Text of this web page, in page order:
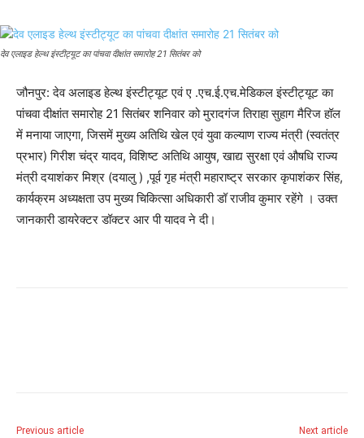
देव एलाइड हेल्थ इंस्टीट्यूट का पांचवा दीक्षांत समारोह 21 सितंबर को
जौनपुर: देव अलाइड हेल्थ इंस्टीट्यूट एवं ए .एच.ई.एच.मेडिकल इंस्टीट्यूट का
पांचवा दीक्षांत समारोह 21 सितंबर शनिवार को मुरादगंज तिराहा सुहाग मैरिज हॉल
में मनाया जाएगा, जिसमें मुख्य अतिथि खेल एवं युवा कल्याण राज्य मंत्री (स्वतंत्र
प्रभार) गिरीश चंद्र यादव, विशिष्ट अतिथि आयुष, खाद्य सुरक्षा एवं औषधि राज्य
मंत्री दयाशंकर मिश्र (दयालु ) ,पूर्व गृह मंत्री महाराष्ट्र सरकार कृपाशंकर सिंह,
कार्यक्रम अध्यक्षता उप मुख्य चिकित्सा अधिकारी डॉ राजीव कुमार रहेंगे । उक्त
जानकारी डायरेक्टर डॉक्टर आर पी यादव ने दी।
Previous article Next article